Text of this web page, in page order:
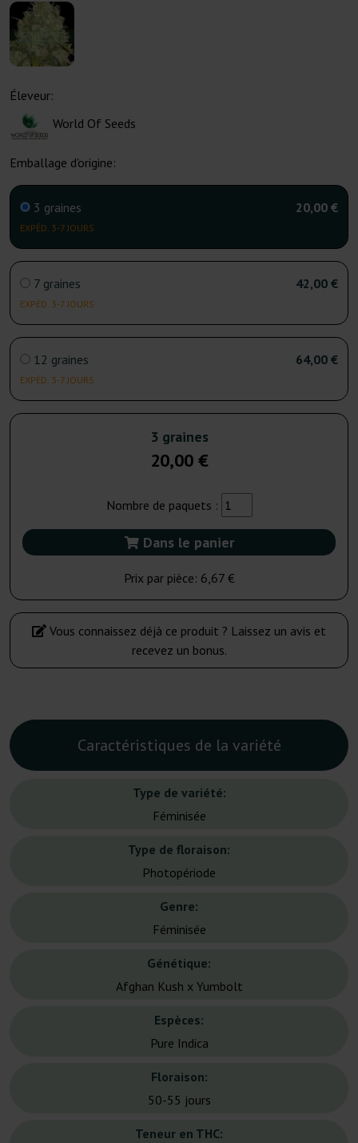
Éleveur:
World Of Seeds
Emballage d'origine:
3 graines
EXPÉD. 3-7 JOURS
20,00 €
7 graines
EXPÉD. 3-7 JOURS
42,00 €
12 graines
EXPÉD. 3-7 JOURS
64,00 €
3 graines
20,00 €
Nombre de paquets :
Dans le panier
Prix par pièce: 6,67 €
Vous connaissez déjà ce produit ? Laissez un avis et
recevez un bonus.
Caractéristiques de la variété
Type de variété:
Féminisée
Type de floraison:
Photopériode
Genre:
Féminisée
Génétique:
Afghan Kush x Yumbolt
Espèces:
Pure Indica
Floraison:
50-55 jours
Teneur en THC: